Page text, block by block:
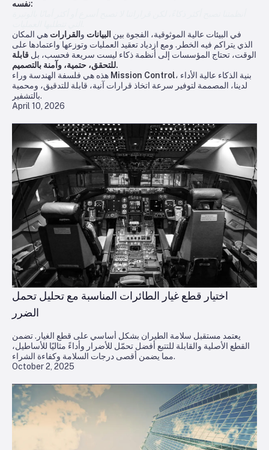
April 10, 2026
نفسه:
في البيئات عالية الموثوقية، الفجوة بين البيانات والقرارات هي المكان
الذي يتراكم فيه الخطر. ومع ازدياد تعقيد العمليات وتوزعها واعتمادها على
الوقت، تحتاج المؤسسات إلى أنظمة ذكاء ليست سريعة فحسب، بل قابلة
للتحقق، حتمية، وآمنة بالتصميم.
Mission Control، بنية الذكاء عالية الأداء
لدينا، المصممة لتوفير سرعة اتخاذ قرارات آنية، قابلة للتدقيق، ومحمية
بالتشفير.
October 2, 2025
اختيار قطع غيار الطائرات المناسبة مع تحليل تحمل
الضرر
يعتمد مستقبل سلامة الطيران بشكل أساسي على قطع الغيار. تضمن
القطع الأصلية والقابلة للتتبع أفضل تحمّل للأضرار وأداءً مثاليًا للأساطيل،
مما يضمن أقصى درجات السلامة وكفاءة الشراء.